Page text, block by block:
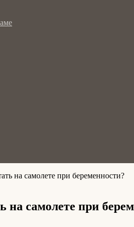
на самолете при беременности?
на самолете при